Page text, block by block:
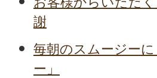
謝
毎朝のスムージー
ー」